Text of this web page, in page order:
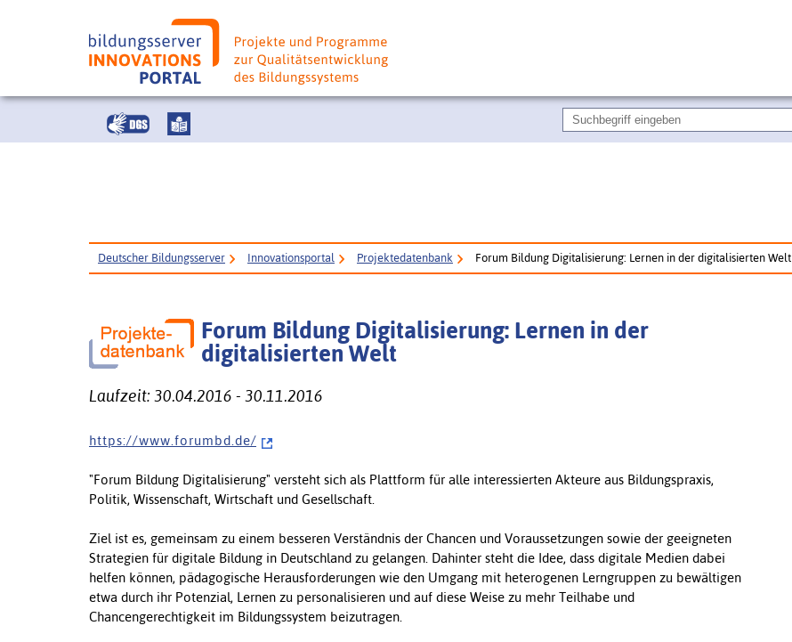
Deutscher Bildungsserver Innovationsportal Projektedatenbank Forum Bildung Digitalisierung: Lernen in der digitalisierten Welt
Forum Bildung Digitalisierung: Lernen in der
digitalisierten Welt
Laufzeit: 30.04.2016 - 30.11.2016
h t t p s : / / w w w . f o r u m b d . d e /
"Forum Bildung Digitalisierung" versteht sich als Plattform für alle interessierten Akteure aus Bildungspraxis,
Politik, Wissenschaft, Wirtschaft und Gesellschaft.
Ziel ist es, gemeinsam zu einem besseren Verständnis der Chancen und Voraussetzungen sowie der geeigneten
Strategien für digitale Bildung in Deutschland zu gelangen. Dahinter steht die Idee, dass digitale Medien dabei
helfen können, pädagogische Herausforderungen wie den Umgang mit heterogenen Lerngruppen zu bewältigen 
etwa durch ihr Potenzial, Lernen zu personalisieren und auf diese Weise zu mehr Teilhabe und
Chancengerechtigkeit im Bildungssystem beizutragen.